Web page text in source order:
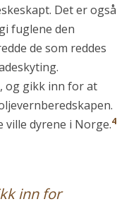
Det er også
fuglene den
de som reddes
og gikk inn for at
ville dyrene i Norge.4
inn for